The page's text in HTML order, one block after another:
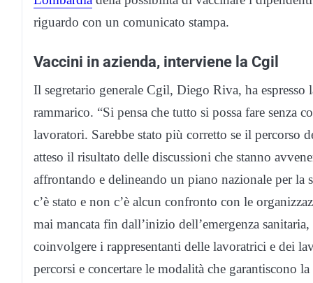
riguardo con un comunicato stampa.
Vaccini in azienda, interviene la Cgil
Il segretario generale Cgil, Diego Riva, ha
rammarico. “Si pensa che tutto si possa fare senza
lavoratori. Sarebbe stato più corretto se il percorso
atteso il risultato delle discussioni che stanno
affrontando e delineando un piano nazionale per
c’è stato e non c’è alcun confronto con le
mai mancata fin dall’inizio dell’emergenza
coinvolgere i rappresentanti delle lavoratrici e dei
percorsi e concertare le modalità che garantiscono